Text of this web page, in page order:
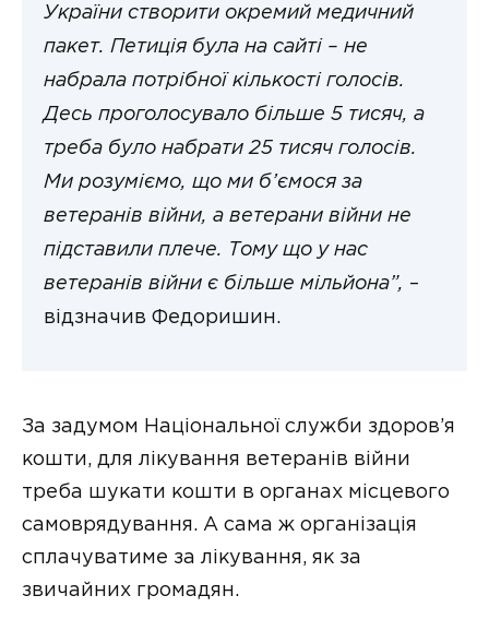
України створити окремий медичний
пакет. Петиція була на сайті – не
набрала потрібної кількості голосів.
Десь проголосувало більше 5 тисяч, а
треба було набрати 25 тисяч голосів.
Ми розуміємо, що ми б’ємося за
ветеранів війни, а ветерани війни не
підставили плече. Тому що у нас
ветеранів війни є більше мільйона”, –
відзначив Федоришин.
За задумом Національної служби здоров’я
кошти, для лікування ветеранів війни
треба шукати кошти в органах місцевого
самоврядування. А сама ж організація
сплачуватиме за лікування, як за
звичайних громадян.